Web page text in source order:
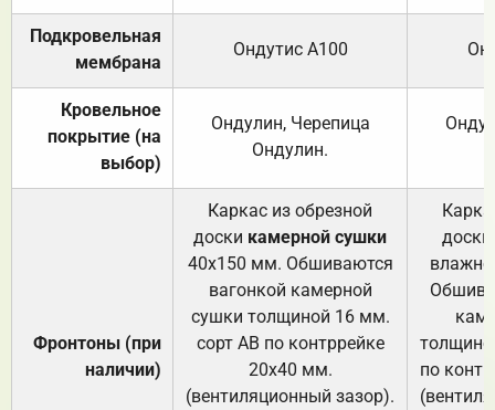
Подкровельная
мембрана
Ондутис А100
Кровельное
покрытие (на
выбор)
Ондулин, Черепица
Ондулин.
Фронтоны (при
наличии)
Каркас из обрезной
доски камерной сушки
40х150 мм. Обшиваются
вагонкой камерной
сушки толщиной 16 мм.
сорт АВ по контррейке
20х40 мм.
(вентиляционный зазор).
доски
по